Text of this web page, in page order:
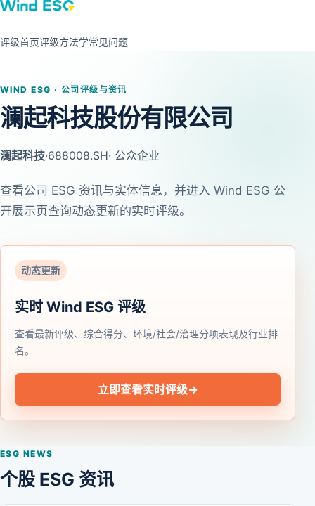
评级首页评级方法学常见问题
WIND ESG · 公司评级与资讯
澜起科技股份有限公司
澜起科技·688008.SH· 公众企业
查看公司 ESG 资讯与实体信息，并进入 Wind ESG 公
开展示页查询动态更新的实时评级。
动态更新
实时 Wind ESG 评级
查看最新评级、综合得分、环境/社会/治理分项表现及行业排
名。
立即查看实时评级→
ESG NEWS
个股 ESG 资讯